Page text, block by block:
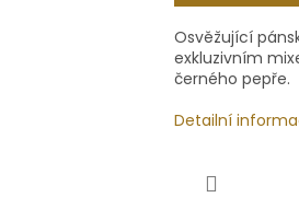
Osvěžující
exkluzivním
černého pepře.
Detailní